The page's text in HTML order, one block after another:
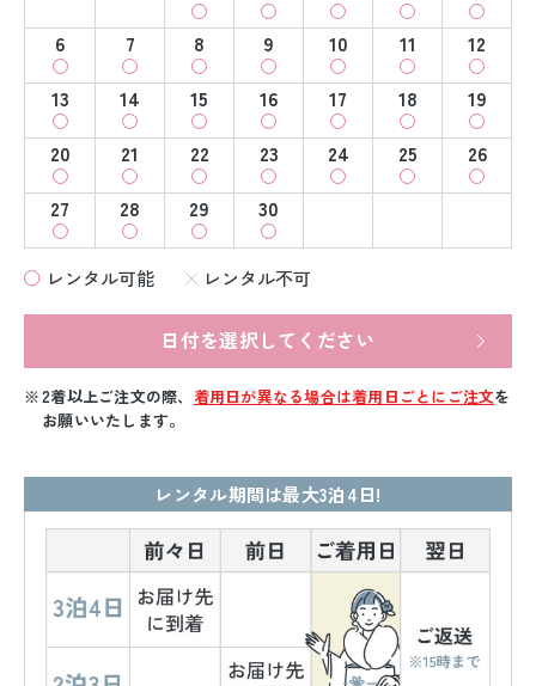
6
7 8 9 10 11
12
13
14 15 16 17 18
19
20
21 22 23 24 25
26
27
28 29 30
レンタル可能 レンタル不可
日付を選択してください
2着以上ご注文の際、 着用日が異なる場合は着用日ごとにご注文を
お願いいたします。
レンタル期間は最大3泊4日!